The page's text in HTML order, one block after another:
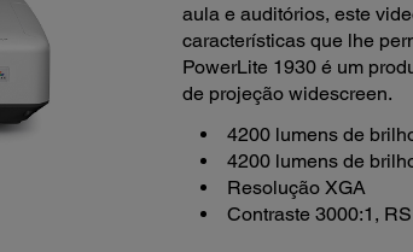
aula e auditórios, este
características que lhe
PowerLite 1930 é um
de projeção widescreen.
4200 lumens de
4200 lumens de
Resolução XGA
Contraste 3000:1,